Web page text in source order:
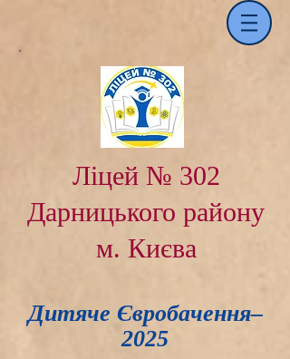
Ліцей № 302
Дарницького району
м. Києва
Дитяче Євробачення–
2025